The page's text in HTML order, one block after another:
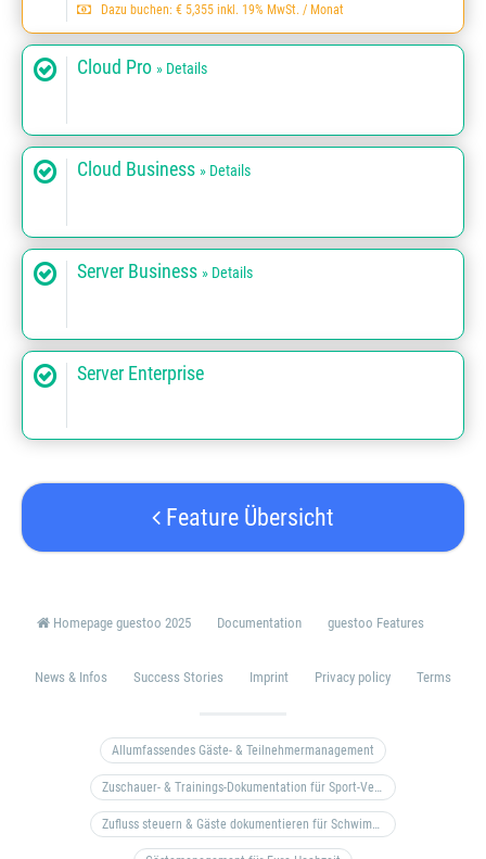
Dazu buchen: € 5,355 inkl. 19% MwSt. / Monat
Cloud Pro » Details
Cloud Business » Details
Server Business » Details
Server Enterprise
Feature Übersicht
Homepage guestoo 2025 Documentation guestoo Features
News & Infos Success Stories Imprint Privacy policy Terms
Allumfassendes Gäste- & Teilnehmermanagement
Zuschauer- & Trainings-Dokumentation für Sport-Vereine
Zufluss steuern & Gäste dokumentieren für Schwimm- & Freibäder